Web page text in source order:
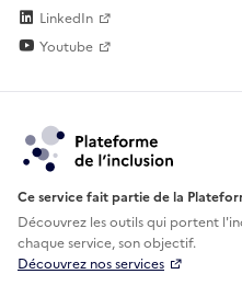
LinkedIn
Youtube
Ce service fait partie de la
Découvrez les outils qui portent
chaque service, son objectif.
Découvrez nos services